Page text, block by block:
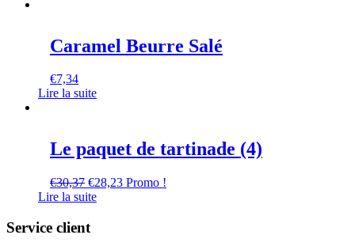
Caramel Beurre Salé
€7,34
Lire la suite
Le paquet de tartinade (4)
€30,37 €28,23 Promo !
Lire la suite
Service client